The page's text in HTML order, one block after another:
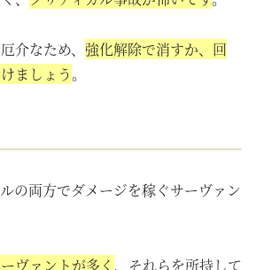
介なため、 強化解除で消すか、回
ましょう。
の両方でダメージを稼ぐサーヴァン
ヴァントが多く 、それらを所持して